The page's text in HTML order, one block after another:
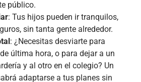
público.
: Tus hijos pueden ir tranquilos,
sin tanta gente alrededor.
: ¿Necesitas desviarte para
última hora, o para dejar a un
y al otro en el colegio? Un
adaptarse a tus planes sin